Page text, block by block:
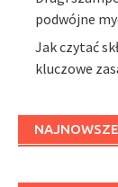
podwójne
Jak czytać
kluczowe